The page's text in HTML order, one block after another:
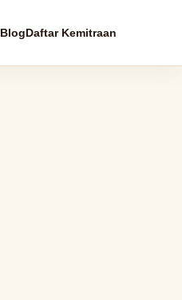
BlogDaftar Kemitraan